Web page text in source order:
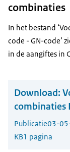
combinaties
In het bestand
code - GN-code’
in de aangiftes in
Download:
combinaties
Publicatie03-
KB1 pagina